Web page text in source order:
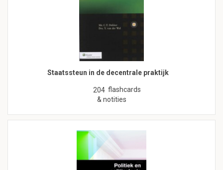
Staatssteun in de decentrale praktijk
204 flashcards
& notities